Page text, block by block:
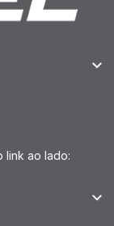
link ao lado: